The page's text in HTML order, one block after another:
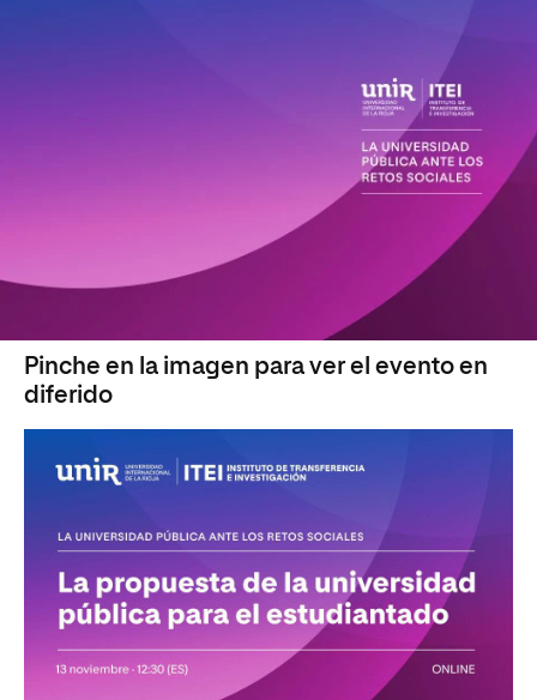
Pinche en la imagen para ver el evento en
diferido